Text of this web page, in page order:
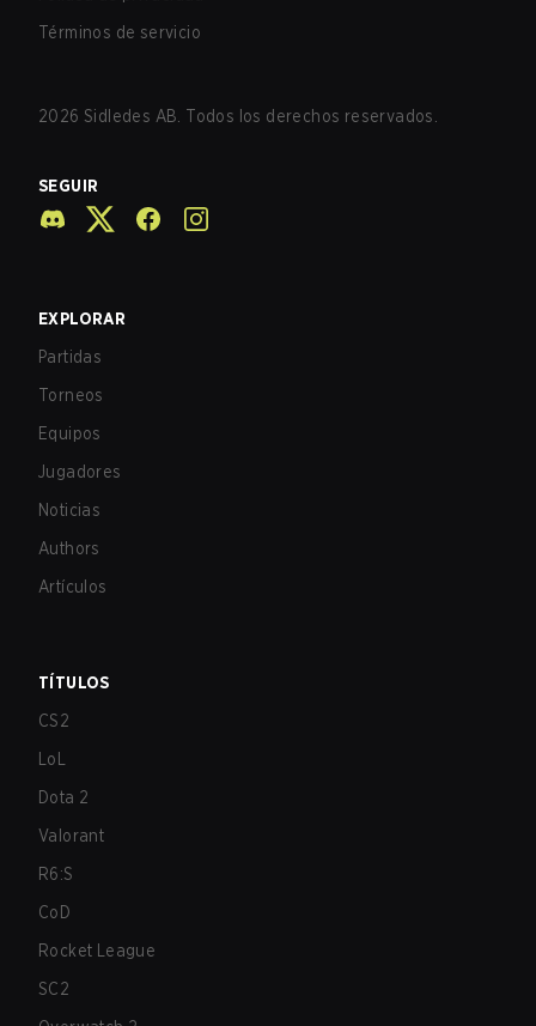
Términos de servicio
2026 Sidledes AB. Todos los derechos reservados.
SEGUIR
EXPLORAR
Partidas
Torneos
Equipos
Jugadores
Noticias
Authors
Artículos
TÍTULOS
CS2
LoL
Dota 2
Valorant
R6:S
CoD
Rocket League
SC2